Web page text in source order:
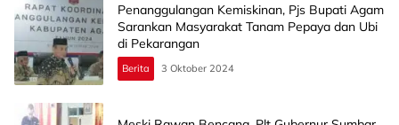
Penanggulangan Kemiskinan, Pjs Bupati Agam
Sarankan Masyarakat Tanam Pepaya dan Ubi
di Pekarangan
Berita 3 Oktober 2024